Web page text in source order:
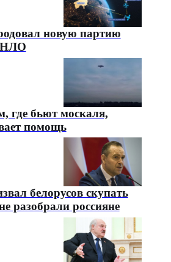
новую партию
НЛО
где бьют москаля,
помощь
белорусов скупать
разобрали россияне